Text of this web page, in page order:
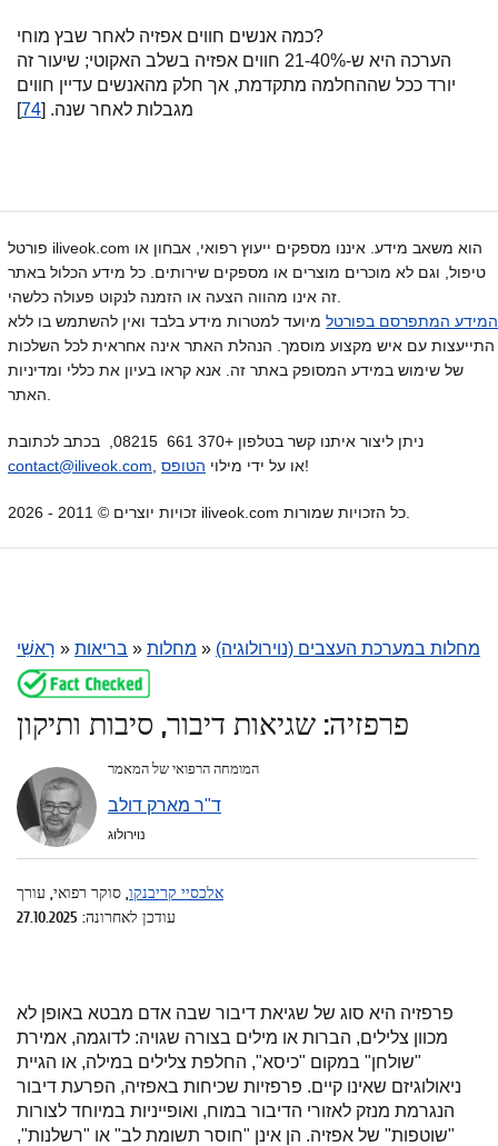
כמה אנשים חווים אפזיה לאחר שבץ מוחי?
הערכה היא ש-21-40% חווים אפזיה בשלב האקוטי; שיעור זה
יורד ככל שההחלמה מתקדמת, אך חלק מהאנשים עדיין חווים
מגבלות לאחר שנה. [74
]
פורטל iliveok.com הוא משאב מידע. איננו מספקים ייעוץ רפואי, אבחון או
טיפול, וגם לא מוכרים מוצרים או מספקים שירותים. כל מידע הכלול באתר
המידע המתפרסם בפורטל מיועד למטרות מידע בלבד ואין להשתמש בו ללא
התייעצות עם איש מקצוע מוסמך. הנהלת האתר אינה אחראית לכל השלכות
של שימוש במידע המסופק באתר זה. אנא קראו בעיון את כללי ומדיניות
ניתן ליצור איתנו קשר בטלפון +370 661 08215, בכתב לכתובת
contact@iliveok.com
, או על ידי מילוי הטופס !
רָאשִׁי » בריאות » מחלות » מחלות במערכת העצבים (נוירולוגיה)
פרפזיה: שגיאות דיבור, סיבות ותיקון
המומחה הרפואי של המאמר
ד"ר מארק דולב
נוירולוג
אלכסיי קריבנקו, סוקר רפואי, עורך
עודכן לאחרונה: 27.10.2025
פרפזיה היא סוג של שגיאת דיבור שבה אדם מבטא באופן לא
מכוון צלילים, הברות או מילים בצורה שגויה: לדוגמה, אמירת
"שולחן" במקום "כיסא", החלפת צלילים במילה, או הגיית
ניאולוגיזם שאינו קיים. פרפזיות שכיחות באפזיה, הפרעת דיבור
הנגרמת מנזק לאזורי הדיבור במוח, ואופייניות במיוחד לצורות
"שוטפות" של אפזיה. הן אינן "חוסר תשומת לב" או "רשלנות",